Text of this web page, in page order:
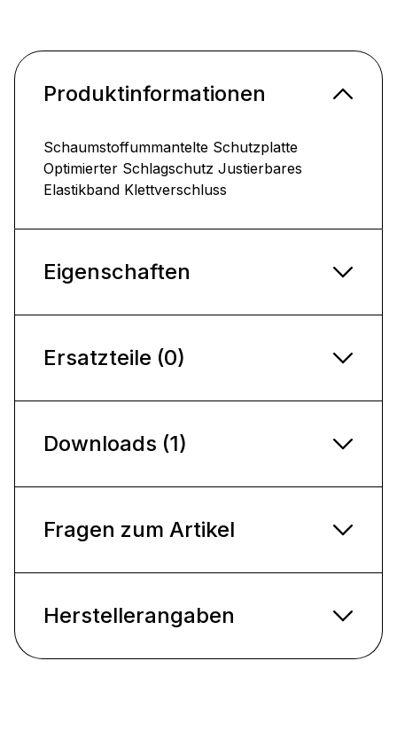
Produktinformationen
Schaumstoffummantelte Schutzplatte
Optimierter Schlagschutz Justierbares
Elastikband Klettverschluss
Eigenschaften
Ersatzteile (0)
Downloads (1)
Fragen zum Artikel
Herstellerangaben